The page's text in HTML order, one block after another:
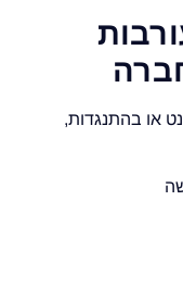
או בהתנגדות,